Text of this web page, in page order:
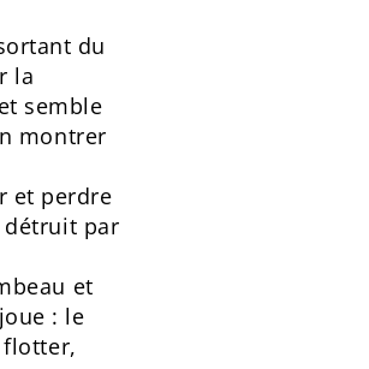
du
la
semble
montrer
et perdre
détruit par
et
: le
flotter,